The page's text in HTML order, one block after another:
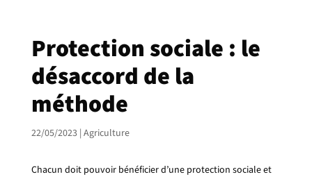
Protection sociale : le
désaccord de la
méthode
22/05/2023| Agriculture
Chacun doit pouvoir bénéficier d’une protection sociale et